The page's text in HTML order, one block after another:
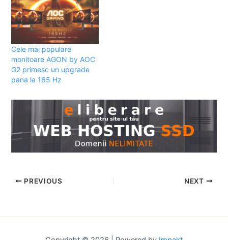
Cele mai populare
monitoare AGON by AOC
G2 primesc un upgrade
pana la 165 Hz
PREVIOUS NEXT